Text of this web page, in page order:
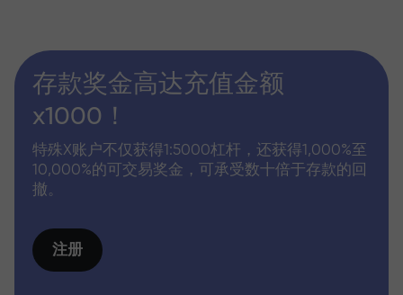
存款奖金高达充值金额
x1000！
特殊X账户不仅获得1:5000杠杆，还获得1,000%至
10,000%的可交易奖金，可承受数十倍于存款的回
撤。
注册